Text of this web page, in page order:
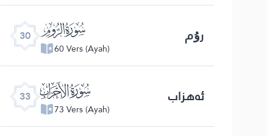
30 ﮪ
60 Vers (Ayah)
رۇم
33 ﮭ
73 Vers (Ayah)
ئەھزاب